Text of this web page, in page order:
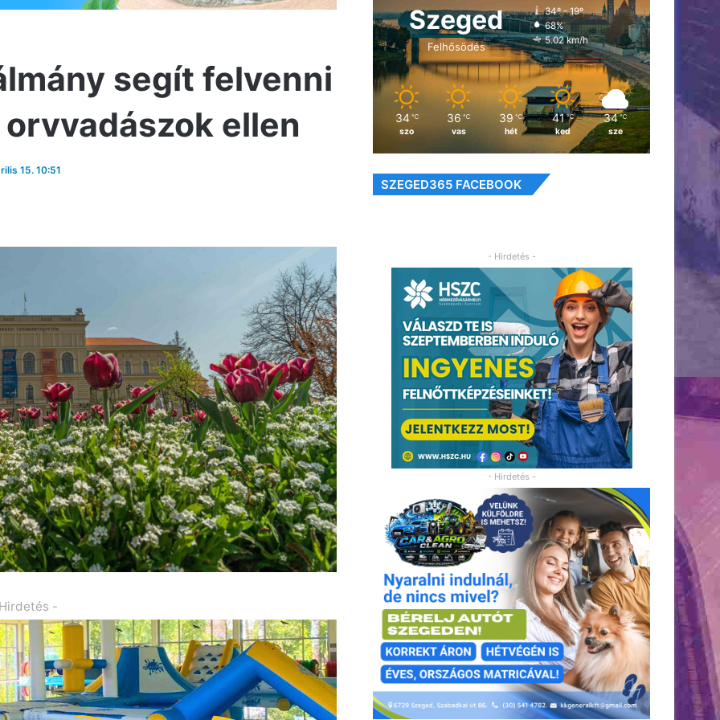
segít felvenni
ellen
15. 10:51
-
Szeged
Felhősödés
34º - 19º
68%
5.02 km/h
34 ℃
szo
36 ℃
vas
39 ℃
hét
41 ℃
ked
34 ℃
sze
SZEGED365 FACEBOOK
- Hirdetés -
- Hirdetés -